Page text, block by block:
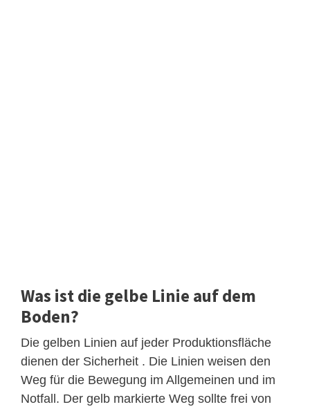
Was ist die gelbe Linie auf dem
Boden?
Die gelben Linien auf jeder Produktionsfläche
dienen der Sicherheit . Die Linien weisen den
Weg für die Bewegung im Allgemeinen und im
Notfall. Der gelb markierte Weg sollte frei von